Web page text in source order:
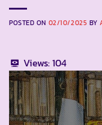
POSTED ON 02/10/2025 BY
Views:104